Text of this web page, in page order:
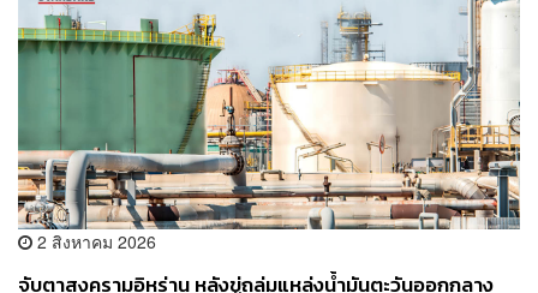
2 สิงหาคม 2026
จับตาสงครามอิหร่าน หลังขู่ถล่มแหล่งน้ำมันตะวันออกกลาง